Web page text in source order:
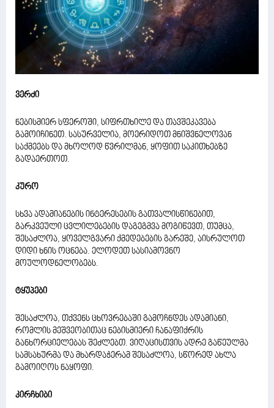
ვერძი
ნებისმიერ სფეროში, სიფრთხილე და თავშეკავება
გამოიჩინეთ. სასურველია, მოერიდოთ მნიშვნელოვან
საქმეებს და მხოლოდ წვრილმან, ყოფით საკითხებზე
გადაერთოთ.
კურო
სხვა ადამიანების ინტერესების გათვალისწინებით,
გარკვეული ცვლილებების დაგეგმვა მოგიწევთ, თუმცა,
შესაძლოა, ყოველგვარი ქმედებების გარეშე, აისრულოთ
დიდი ხნის ოცნება. ელოდეთ სასიამოვნო
მოულოდნელობებს.
ტყუპები
შესაძლოა, თქვენს ცხოვრებაში გამოჩნდეს ადამიანი,
რომლის მეშვეობითაც ნებისმიერი ჩანაფიქრის
განხორციელებას შეძლებთ. ვიღაცისთვის ადრე გაწეულმა
სამსახურმა და მხარდაჭერამ შესაძლოა, სწორედ ახლა
გამოიღოს ნაყოფი.
კირჩხიბი